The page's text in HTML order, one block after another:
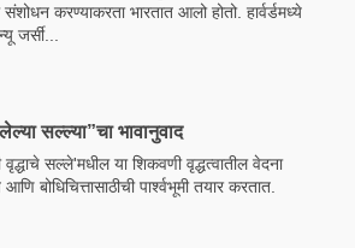
करण्याकरता भारतात आलो होतो. हार्वर्डमध्ये
जर्सी...
सल्ल्या”चा भावानुवाद
सल्ले'मधील या शिकवणी वृद्धत्वातील वेदना
बोधिचित्तासाठीची पार्श्वभूमी तयार करतात.